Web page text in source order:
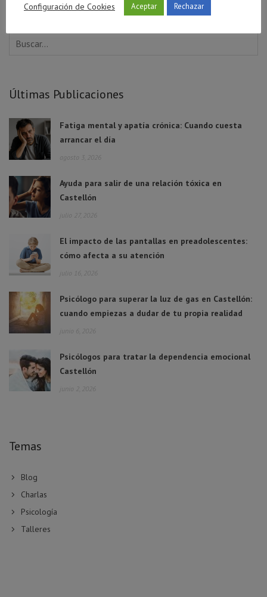
Últimas Publicaciones
Fatiga mental y apatía crónica: Cuando cuesta
arrancar el día
agosto 3, 2026
Ayuda para salir de una relación tóxica en
Castellón
julio 27, 2026
El impacto de las pantallas en preadolescentes:
cómo afecta a su atención
julio 16, 2026
Psicólogo para superar la luz de gas en Castellón:
cuando empiezas a dudar de tu propia realidad
junio 6, 2026
Psicólogos para tratar la dependencia emocional
Castellón
junio 2, 2026
Temas
Blog
Charlas
Psicología
Talleres
Configuración de Cookies Aceptar Rechazar